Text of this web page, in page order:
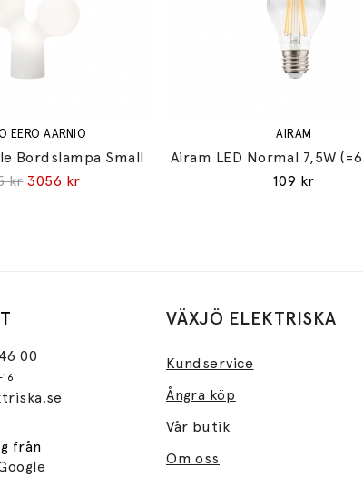
EERO AARNIO
Bordslampa Small
kr 3056 kr
AIRAM
Airam LED Normal 7,5W
109 kr
00
från
VÄXJÖ ELEKTRISKA
Kundservice
Ångra köp
Vår butik
Om oss